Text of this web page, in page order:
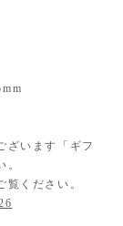
ざいます「ギフ
ください。